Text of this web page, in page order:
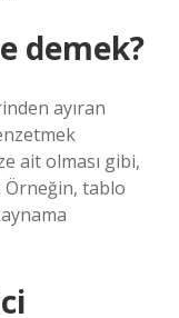
demek?
ayıran
ait olması gibi,
Örneğin, tablo